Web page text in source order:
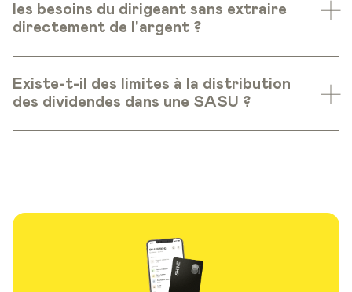
les besoins du dirigeant sans extraire
directement de l'argent ?
Existe-t-il des limites à la distribution
des dividendes dans une SASU ?